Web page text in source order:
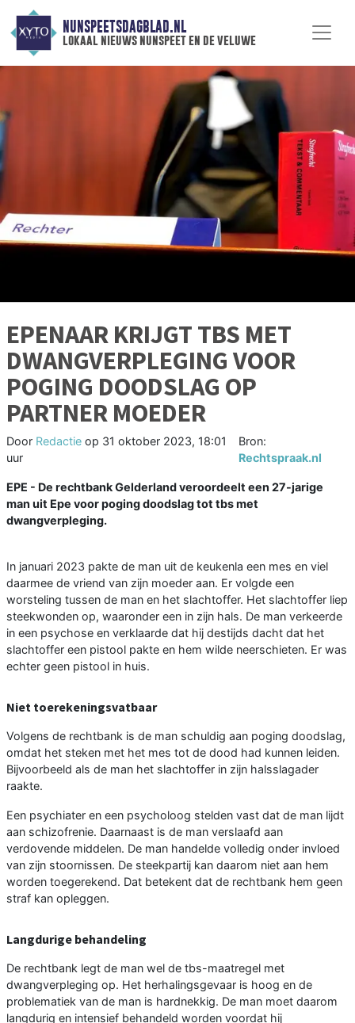
NUNSPEETSDAGBLAD.NL
lokaal nieuws nunspeet en de veluwe
EPENAAR KRIJGT TBS MET
DWANGVERPLEGING VOOR
POGING DOODSLAG OP
PARTNER MOEDER
Door Redactie op 31 oktober 2023, 18:01
uur
Bron:
Rechtspraak.nl
EPE - De rechtbank Gelderland veroordeelt een 27-jarige
man uit Epe voor poging doodslag tot tbs met
dwangverpleging.
In januari 2023 pakte de man uit de keukenla een mes en viel
daarmee de vriend van zijn moeder aan. Er volgde een
worsteling tussen de man en het slachtoffer. Het slachtoffer liep
steekwonden op, waaronder een in zijn hals. De man verkeerde
in een psychose en verklaarde dat hij destijds dacht dat het
slachtoffer een pistool pakte en hem wilde neerschieten. Er was
echter geen pistool in huis.
Niet toerekeningsvatbaar
Volgens de rechtbank is de man schuldig aan poging doodslag,
omdat het steken met het mes tot de dood had kunnen leiden.
Bijvoorbeeld als de man het slachtoffer in zijn halsslagader
raakte.
Een psychiater en een psycholoog stelden vast dat de man lijdt
aan schizofrenie. Daarnaast is de man verslaafd aan
verdovende middelen. De man handelde volledig onder invloed
van zijn stoornissen. De steekpartij kan daarom niet aan hem
worden toegerekend. Dat betekent dat de rechtbank hem geen
straf kan opleggen.
Langdurige behandeling
De rechtbank legt de man wel de tbs-maatregel met
dwangverpleging op. Het herhalingsgevaar is hoog en de
problematiek van de man is hardnekkig. De man moet daarom
langdurig en intensief behandeld worden voordat hij